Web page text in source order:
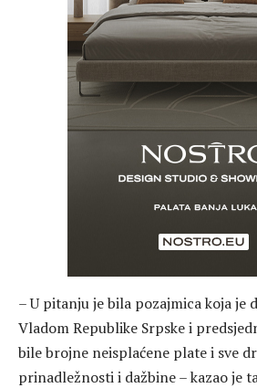
– U pitanju je bila pozajmica koja je
Vladom Republike Srpske i
bile brojne neisplaćene plate i sve
prinadležnosti i dažbine – kazao je